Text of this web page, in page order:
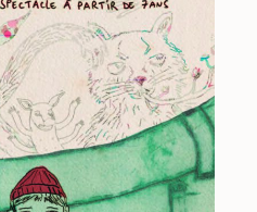
t
i
o
i
o
n
d